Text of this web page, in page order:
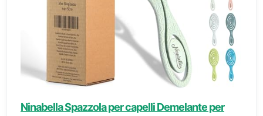
Ninabella Spazzola per capelli Demelante per